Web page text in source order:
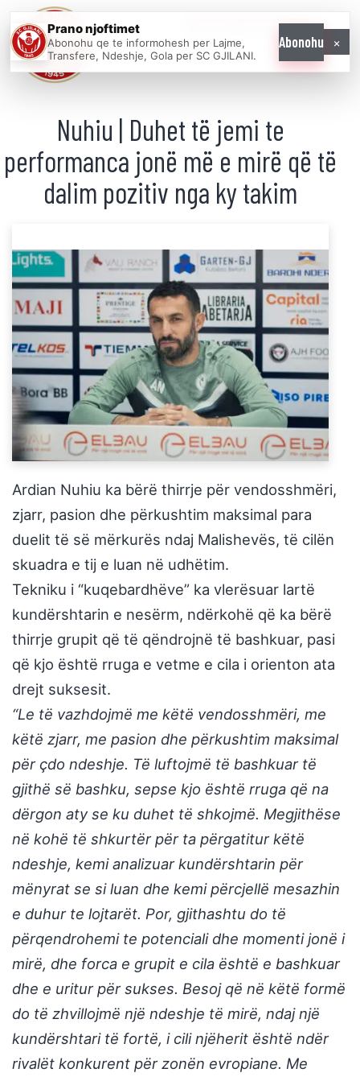
ONE
Nuhiu | Duhet të jemi te
performanca jonë më e mirë që të
dalim pozitiv nga ky takim
Ardian Nuhiu ka bërë thirrje për vendosshmëri,
zjarr, pasion dhe përkushtim maksimal para
duelit të së mërkurës ndaj Malishevës, të cilën
skuadra e tij e luan në udhëtim.
Tekniku i “kuqebardhëve” ka vlerësuar lartë
kundërshtarin e nesërm, ndërkohë që ka bërë
thirrje grupit që të qëndrojnë të bashkuar, pasi
që kjo është rruga e vetme e cila i orienton ata
drejt suksesit.
“Le të vazhdojmë me këtë vendosshmëri, me
këtë zjarr, me pasion dhe përkushtim maksimal
për çdo ndeshje. Të luftojmë të bashkuar të
gjithë së bashku, sepse kjo është rruga që na
dërgon aty se ku duhet të shkojmë. Megjithëse
në kohë të shkurtër për ta përgatitur këtë
ndeshje, kemi analizuar kundërshtarin për
mënyrat se si luan dhe kemi përcjellë mesazhin
e duhur te lojtarët. Por, gjithashtu do të
përqendrohemi te potenciali dhe momenti jonë i
mirë, dhe forca e grupit e cila është e bashkuar
dhe e uritur për sukses. Besoj që në këtë formë
do të zhvillojmë një ndeshje të mirë, ndaj një
kundërshtari të fortë, i cili njëherit është ndër
rivalët konkurent për zonën evropiane. Me
Prano njoftimet
Abonohu qe te informohesh per Lajme,
Transfere, Ndeshje, Gola per SC GJILANI.
Abonohu ×